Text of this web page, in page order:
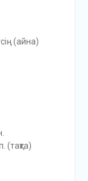
(айна)
(тақта)